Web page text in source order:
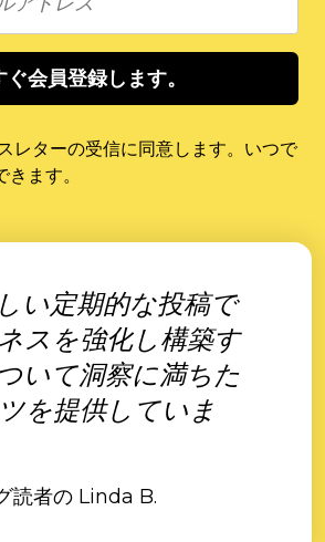
ぐ会員登録します。
レターの受信に同意します。いつで
ます。
い定期的な投稿で
スを強化し構築す
いて洞察に満ちた
を提供していま
読者の Linda B.